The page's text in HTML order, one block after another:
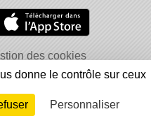
des cookies
un contenu inapproprié
Connexion
donne le contrôle sur ceux
Personnaliser